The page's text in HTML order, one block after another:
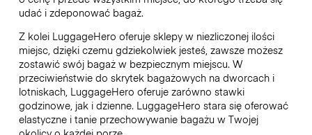
udać i zdeponować bagaż.
Z kolei LuggageHero oferuje sklepy w niezliczonej ilości
miejsc, dzięki czemu gdziekolwiek jesteś, zawsze możesz
zostawić swój bagaż w bezpiecznym miejscu. W
przeciwieństwie do skrytek bagażowych na dworcach i
lotniskach, LuggageHero oferuje zarówno stawki
godzinowe, jak i dzienne. LuggageHero stara się oferować
elastyczne i tanie przechowywanie bagażu w Twojej